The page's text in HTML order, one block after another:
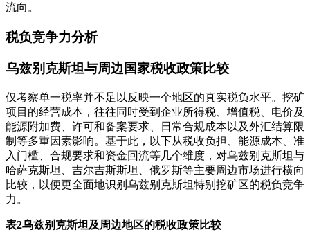
流向。
税负竞争力分析
乌兹别克斯坦与周边国家税收政策比较
仅考察单一税率并不足以反映一个地区的真实税负水平。挖矿
项目的经营成本，往往同时受到企业所得税、增值税、电价及
能源附加费、许可和备案要求、日常合规成本以及外汇结算限
制等多重因素影响。基于此，以下从税收负担、能源成本、准
入门槛、合规要求和资金回流等几个维度，对乌兹别克斯坦与
哈萨克斯坦、吉尔吉斯斯坦、俄罗斯等主要周边市场进行横向
比较，以便更全面地识别乌兹别克斯坦特别挖矿区的税负竞争
力。
表2乌兹别克斯坦及周边地区的税收政策比较